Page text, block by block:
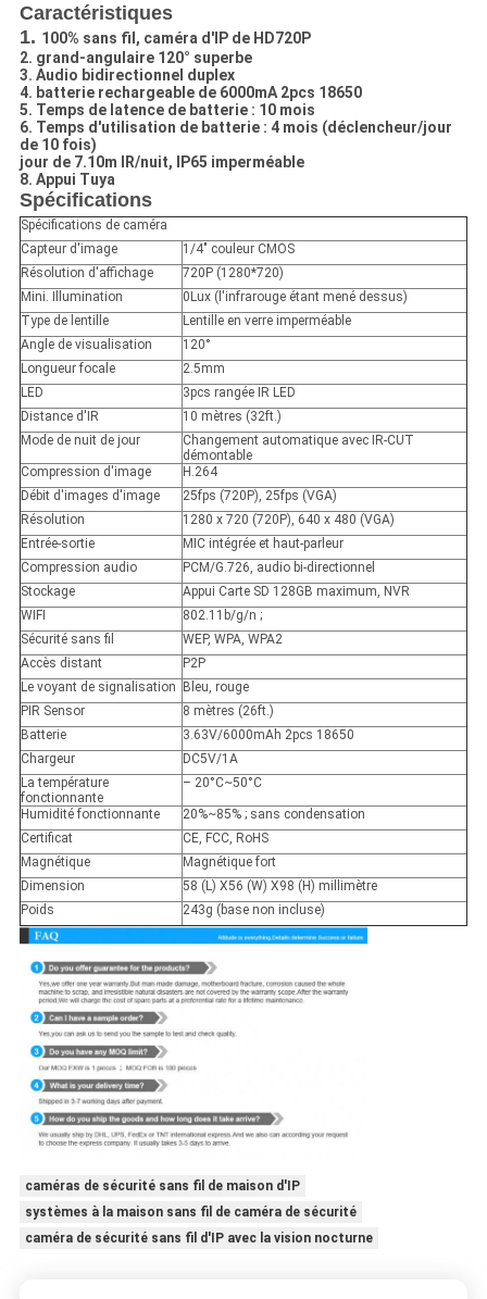
Caractéristiques
1. 100% sans fil, caméra d'IP de HD720P
2. grand-angulaire 120° superbe
3. Audio bidirectionnel duplex
4. batterie rechargeable de 6000mA 2pcs 18650
5. Temps de latence de batterie : 10 mois
6. Temps d'utilisation de batterie : 4 mois (déclencheur/jour
de 10 fois)
jour de 7.10m IR/nuit, IP65 imperméable
8. Appui Tuya
Spécifications
Spécifications de caméra
Capteur d'image
1/4" couleur CMOS
Résolution d'affichage
720P (1280*720)
Mini. Illumination
0Lux (l'infrarouge étant mené dessus)
Type de lentille
Lentille en verre imperméable
Angle de visualisation
120°
Longueur focale
2.5mm
LED
3pcs rangée IR LED
Distance d'IR
10 mètres (32ft.)
Mode de nuit de jour
Changement automatique avec IR-CUT
démontable
Compression d'image
H.264
Débit d'images d'image
25fps (720P), 25fps (VGA)
Résolution
1280 x 720 (720P), 640 x 480 (VGA)
Entrée-sortie
MIC intégrée et haut-parleur
Compression audio
PCM/G.726, audio bi-directionnel
Stockage
Appui Carte SD 128GB maximum, NVR
WIFI
802.11b/g/n ;
Sécurité sans fil
WEP, WPA, WPA2
Accès distant
P2P
Le voyant de signalisation Bleu, rouge
PIR Sensor
8 mètres (26ft.)
Batterie
3.63V/6000mAh 2pcs 18650
Chargeur
DC5V/1A
La température
fonctionnante
– 20°C~50°C
Humidité fonctionnante
20%~85% ; sans condensation
Certificat
CE, FCC, RoHS
Magnétique
Magnétique fort
Dimension
58 (L) X56 (W) X98 (H) millimètre
Poids
243g (base non incluse)
caméras de sécurité sans fil de maison d'IP
systèmes à la maison sans fil de caméra de sécurité
caméra de sécurité sans fil d'IP avec la vision nocturne